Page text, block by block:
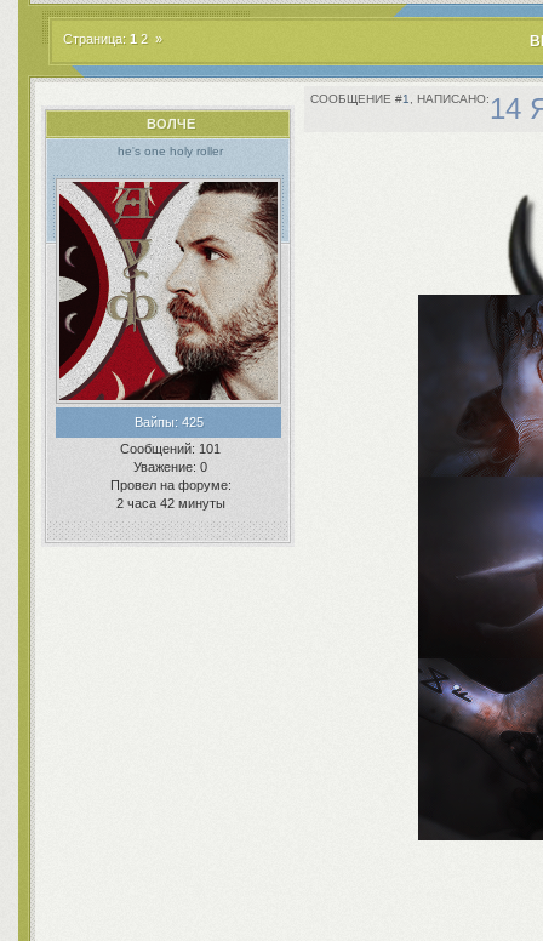
Страница: 1 2 »
1 14
ВОЛЧЕ
he's one holy roller
Вайпы:425
Сообщений: 101
Уважение: 0
Провел на форуме:
2 часа 42 минуты